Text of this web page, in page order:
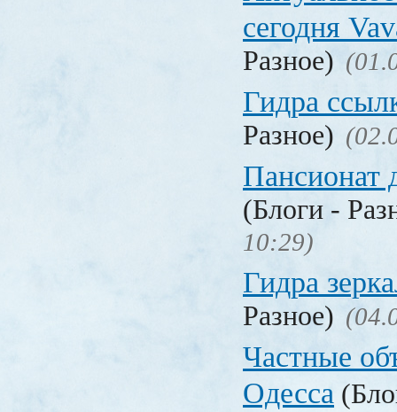
сегодня
Разное)
Гидра
Разное)
Пансионат
(Блоги -
10:29)
Гидра
Разное)
Частные
Одесса